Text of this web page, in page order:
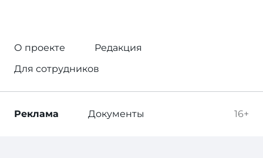
О проекте
Редакция
Для сотрудников
16+
Реклама Документы